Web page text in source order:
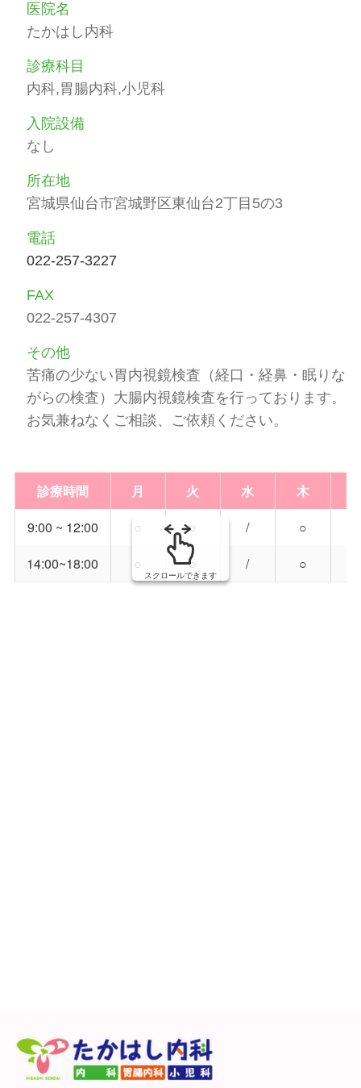
医院名
たかはし内科
診療科目
内科,胃腸内科,小児科
入院設備
なし
所在地
宮城県仙台市宮城野区東仙台2丁目5の3
電話
022-257-3227
FAX
022-257-4307
その他
苦痛の少ない胃内視鏡検査（経口・経鼻・眠りな
がらの検査）大腸内視鏡検査を行っております。
お気兼ねなくご相談、ご依頼ください。
診療時間 月 火 水 木
9:00 ~ 12:00
○ ○ / ○
14:00~18:00
○ ○ / ○
スクロールできます